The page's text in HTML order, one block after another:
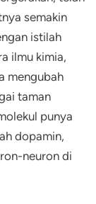
semakin
istilah
ilmu kimia,
mengubah
taman
punya
dopamin,
neuron di